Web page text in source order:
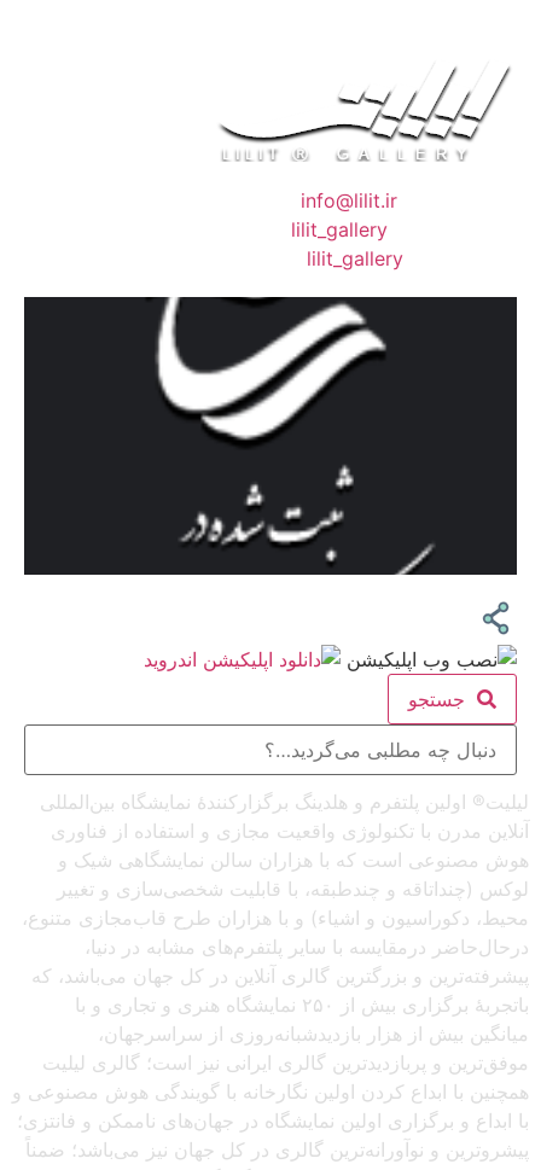
info@lilit.ir
lilit_gallery
lilit_gallery
جستجو
لیلیت® اولین پلتفرم و هلدینگ برگزارکنندهٔ نمایشگاه بین‌المللی
آنلاین مدرن با تکنولوژی واقعیت مجازی و استفاده از فناوری
هوش مصنوعی است که با هزاران سالن نمایشگاهی شیک و
لوکس (چنداتاقه و چندطبقه، با قابلیت شخصی‌سازی و تغییر
محیط، دکوراسیون و اشیاء) و با هزاران طرح قاب‌مجازی متنوع،
درحال‌حاضر درمقایسه با سایر پلتفرم‌های مشابه در دنیا،
پیشرفته‌ترین و بزرگترین گالری آنلاین در کل جهان می‌باشد، که
باتجربهٔ برگزاری بیش از ۲۵۰ نمایشگاه هنری و تجاری و با
میانگین بیش از هزار بازدیدشبانه‌روزی از سراسرجهان،
موفق‌ترین و پربازدیدترین گالری ایرانی نیز است؛ گالری لیلیت
همچنین با ابداع کردن اولین نگارخانه با گویندگی هوش مصنوعی و
با ابداع و برگزاری اولین نمایشگاه در جهان‌های ناممکن و فانتزی؛
پیشروترین و نوآورانه‌ترین گالری در کل جهان نیز می‌باشد؛ ضمناً